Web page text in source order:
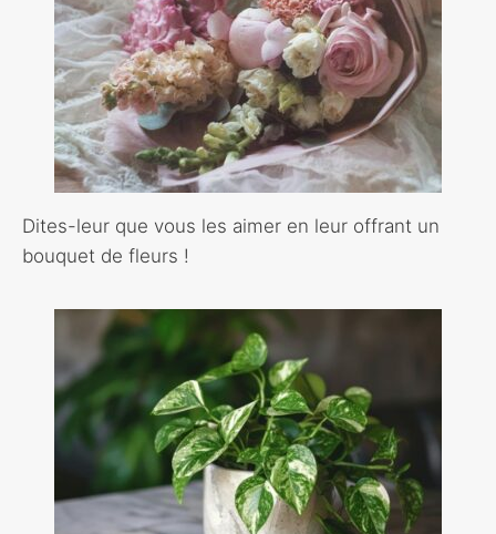
Dites-leur que vous les aimer en leur offrant un
bouquet de fleurs !